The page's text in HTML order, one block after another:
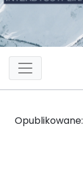
Opublikowane: